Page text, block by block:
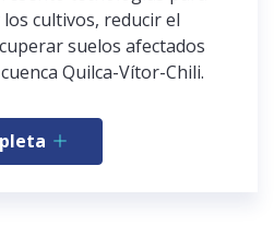
cultivos, reducir el
suelos afectados
Quilca-Vítor-Chili.